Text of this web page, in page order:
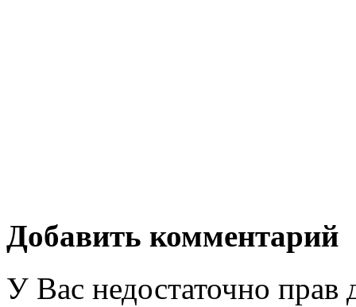
Добавить комментарий
У Вас недостаточно прав